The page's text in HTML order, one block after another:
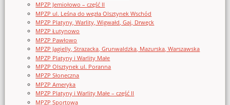
MPZP Jemiołowo – część II
MPZP ul. Leśna do węzła Olsztynek Wschód
MPZP Platyny, Warlity, Wigwałd, Gaj, Drwęck
MPZP Łutynowo
MPZP Pawłowo
MPZP Jagielly, Strazacka, Grunwaldzka, Mazurska, Warszawska
MPZP Platyny i Warlity Małe
MPZP Olsztynek ul. Poranna
MPZP Słoneczna
MPZP Ameryka
MPZP Platyny i Warlity Małe – część II
MPZP Sportowa